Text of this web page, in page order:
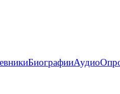
БиографииАудио